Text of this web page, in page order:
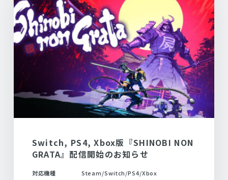
Switch, PS4, Xbox版『SHINOBI NON
GRATA』配信開始のお知らせ
対応機種
Steam/Switch/PS4/Xbox